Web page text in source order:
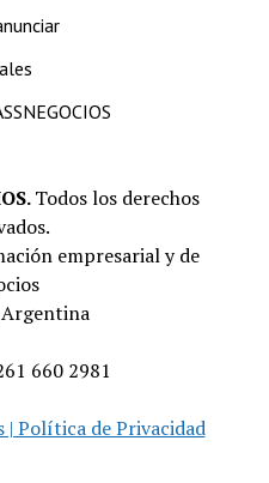
Todos los derechos
empresarial y de
660 2981
| Política de Privacidad